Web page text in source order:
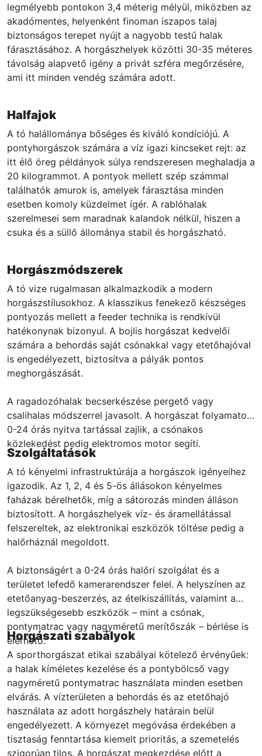
legmélyebb pontokon 3,4 méterig mélyül, miközben az
akadómentes, helyenként finoman iszapos talaj
biztonságos terepet nyújt a nagyobb testű halak
fárasztásához. A horgászhelyek közötti 30-35 méteres
távolság alapvető igény a privát szféra megőrzésére,
ami itt minden vendég számára adott.
Halfajok
A tó halállománya bőséges és kiváló kondíciójú. A
pontyhorgászok számára a víz igazi kincseket rejt: az
itt élő öreg példányok súlya rendszeresen meghaladja a
20 kilogrammot. A pontyok mellett szép számmal
találhatók amurok is, amelyek fárasztása minden
esetben komoly küzdelmet ígér. A rablóhalak
szerelmesei sem maradnak kalandok nélkül, hiszen a
csuka és a süllő állománya stabil és horgászható.
Horgászmódszerek
A tó vize rugalmasan alkalmazkodik a modern
horgászstílusokhoz. A klasszikus fenekező készséges
pontyozás mellett a feeder technika is rendkívül
hatékonynak bizonyul. A bojlis horgászat kedvelői
számára a behordás saját csónakkal vagy etetőhajóval
is engedélyezett, biztosítva a pályák pontos
meghorgászását.
A ragadozóhalak becserkészése pergető vagy
csalihalas módszerrel javasolt. A horgászat folyamatos,
0-24 órás nyitva tartással zajlik, a csónakos
közlekedést pedig elektromos motor segíti.
Szolgáltatások
A tó kényelmi infrastruktúrája a horgászok igényeihez
igazodik. Az 1, 2, 4 és 5-ös állásokon kényelmes
faházak bérelhetők, míg a sátorozás minden álláson
biztosított. A horgászhelyek víz- és áramellátással
felszereltek, az elektronikai eszközök töltése pedig a
halőrháznál megoldott.
A biztonságért a 0-24 órás halőri szolgálat és a
területet lefedő kamerarendszer felel. A helyszínen az
etetőanyag-beszerzés, az ételkiszállítás, valamint a
legszükségesebb eszközök – mint a csónak,
pontymatrac vagy nagyméretű merítőszák – bérlése is
elérhető.
Horgászati szabályok
A sporthorgászat etikai szabályai kötelező érvényűek:
a halak kíméletes kezelése és a pontybölcső vagy
nagyméretű pontymatrac használata minden esetben
elvárás. A vízterületen a behordás és az etetőhajó
használata az adott horgászhely határain belül
engedélyezett. A környezet megóvása érdekében a
tisztaság fenntartása kiemelt prioritás, a szemetelés
szigorúan tilos. A horgászat megkezdése előtt a